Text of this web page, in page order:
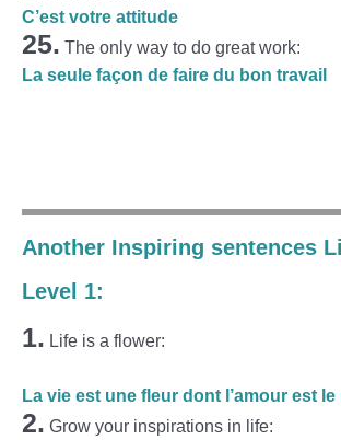
C’est votre attitude
25. The only way to do great work:
La seule façon de faire du bon travail
Another Inspiring sentences
Level 1:
1. Life is a
La vie est une fleur dont l’amour est le
2. Grow your inspirations in life: